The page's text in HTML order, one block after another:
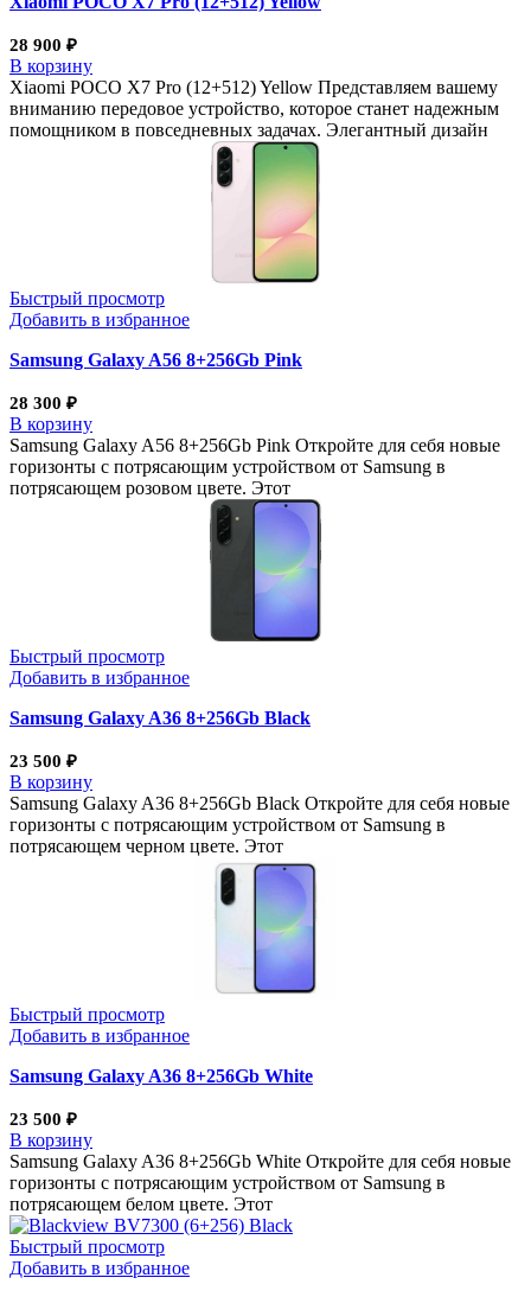
28 900 ₽
В корзину
Xiaomi POCO X7 Pro (12+512) Yellow Представляем вашему
вниманию передовое устройство, которое станет надежным
помощником в повседневных задачах. Элегантный дизайн
Быстрый просмотр
Добавить в избранное
Samsung Galaxy A56 8+256Gb Pink
28 300 ₽
В корзину
Samsung Galaxy A56 8+256Gb Pink Откройте для себя новые
горизонты с потрясающим устройством от Samsung в
потрясающем розовом цвете. Этот
Быстрый просмотр
Добавить в избранное
Samsung Galaxy A36 8+256Gb Black
23 500 ₽
В корзину
Samsung Galaxy A36 8+256Gb Black Откройте для себя новые
горизонты с потрясающим устройством от Samsung в
потрясающем черном цвете. Этот
Быстрый просмотр
Добавить в избранное
Samsung Galaxy A36 8+256Gb White
23 500 ₽
В корзину
Samsung Galaxy A36 8+256Gb White Откройте для себя новые
горизонты с потрясающим устройством от Samsung в
потрясающем белом цвете. Этот
Быстрый просмотр
Добавить в избранное